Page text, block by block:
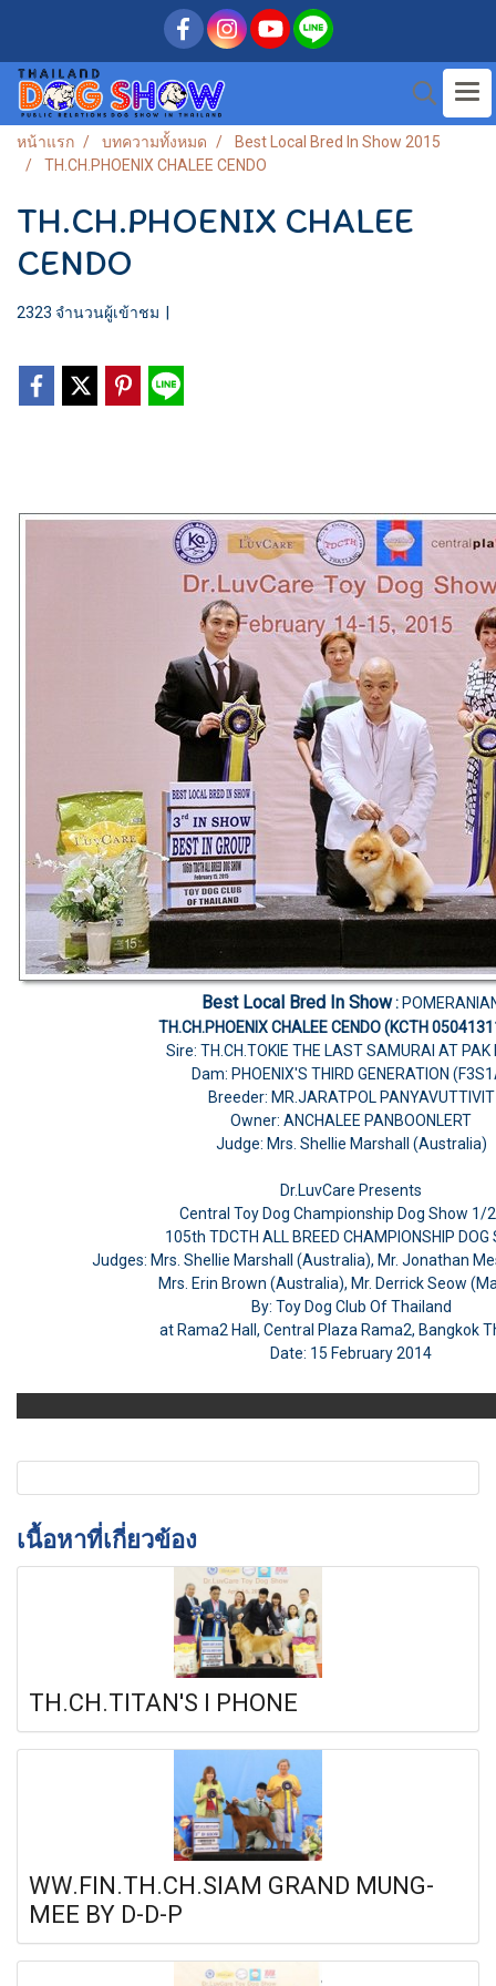
หน้าแรก บทความทั้งหมด
Best Local Bred In Show 2015
TH.CH.PHOENIX CHALEE CENDO
TH.CH.PHOENIX CHALEE
CENDO
2323 จำนวนผู้เข้าชม
Best Local Bred In Show:
TH.CH.PHOENIX CHALEE CENDO (KCTH
Sire: TH.CH.TOKIE THE LAST SAMURAI AT PAK
Dam: PHOENIX'S THIRD GENERATION
Breeder: MR.JARATPOL PANYAVUTTIVIT
Owner: ANCHALEE PANBOONLERT
Judge: Mrs. Shellie Marshall (Australia)
Dr.LuvCare Presents
Central Toy Dog Championship Dog Show 1/
105th TDCTH ALL BREED CHAMPIONSHIP DOG
Judges: Mrs. Shellie Marshall (Australia), Mr. Jonathan
Mrs. Erin Brown (Australia), Mr. Derrick Seow
By: Toy Dog Club Of Thailand
at Rama2 Hall, Central Plaza Rama2, Bangkok
Date: 15 February 2014
เนื้อหาที่เกี่ยวข้อง
TH.CH.TITAN'S I PHONE
WW.FIN.TH.CH.SIAM GRAND MUNG-
MEE BY D-D-P